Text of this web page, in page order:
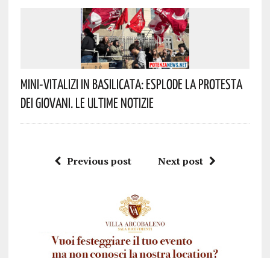
Mini-Vitalizi In Basilicata: Esplode La Protesta
Dei Giovani. Le Ultime Notizie
Previous post Next post